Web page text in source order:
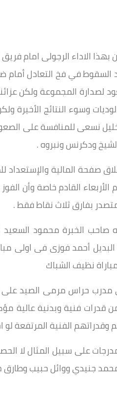
الاداء الرجولى امام
في فخ التعادل
لصدارة المجموعة ولكن
وسوء النتائج الأخيرة
نسعى للمنافسة على
ودكرنس ونبروه .
صفحة المالية والإستعداد
القادم خاصة وأن
بفارق ثلاث نقاط فقط .
صاحب الخبرة محمود
أحمد فوزى فى اولى
نظيف الشباك
مدرب حراس مرمى الصيد
قدرات فنية وبدنية عالية
الفنية المرتفعة لو
على سبيل المثال لا
جنيدي ووائل حبيب وطارق